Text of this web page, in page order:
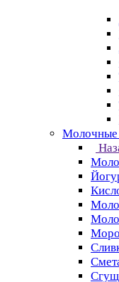
Молочные